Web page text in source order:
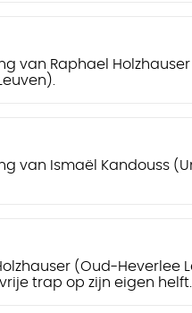
van Raphael
van Ismaël Kandouss
(Oud-Heverlee
trap op zijn eigen helft.